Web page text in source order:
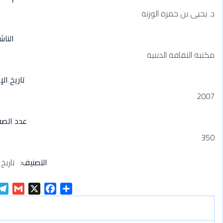
د. يحيى بن حمزة الوزنة
مكتبة الثقافة الدينية
تاريخ
2007
عدد
350
التصنيف
S
h
F
a
X
G
m